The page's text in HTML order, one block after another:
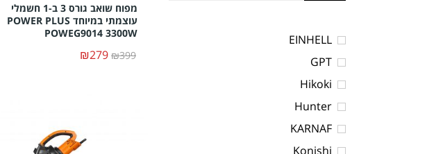
EINHELL
GPT
Hikoki
Hunter
KARNAF
Konishi
מפוח שואב גורס 3 ב-1 חשמלי
עוצמתי במיוחד POWER PLUS
POWEG9014 3300W
₪399
₪279